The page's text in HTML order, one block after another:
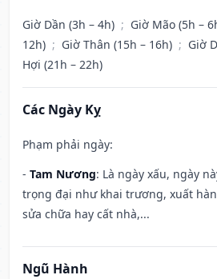
Giờ Dần (3h – 4h) ; Giờ Mão (5h –
12h) ; Giờ Thân (15h – 16h) ; Giờ
Hợi (21h – 22h)
Các Ngày Kỵ
Phạm phải ngày:
- Tam Nương: Là ngày xấu, ngày
trọng đại như khai trương, xuất
sửa chữa hay cất nhà,...
Ngũ Hành